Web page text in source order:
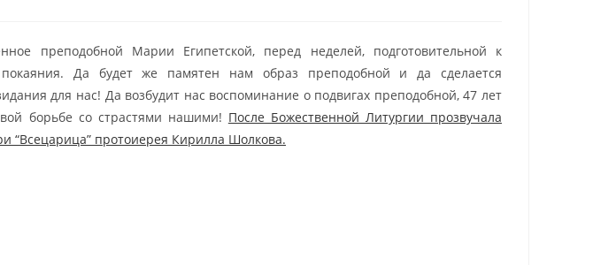
преподобной Марии Египетской, перед неделей, подготовительной к
Да будет же памятен нам образ преподобной и да сделается
для нас! Да возбудит нас воспоминание о подвигах преподобной, 47 лет
борьбе со страстями нашими! После Божественной Литургии прозвучала
“Всецарица” протоиерея Кирилла Шолкова.